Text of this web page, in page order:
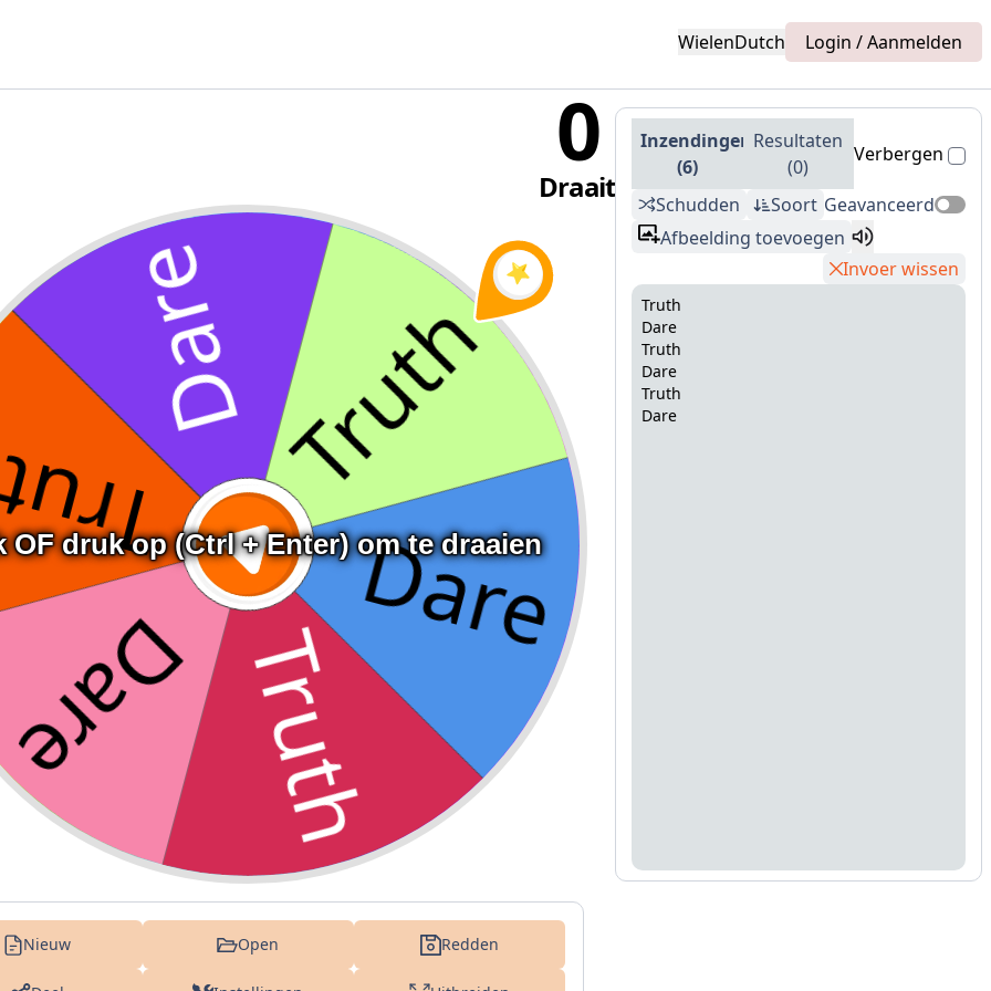
WielenDutch Login / Aanmelden
OF druk op (Ctrl + Enter) om te draaien
0
Draait
Nieuw Open Redden
Inzendingen
(6)
Resultaten
(0)
Verbergen
Schudden Soort Geavanceerd
Afbeelding toevoegen
Invoer wissen
Truth
Dare
Truth
Dare
Truth
Dare